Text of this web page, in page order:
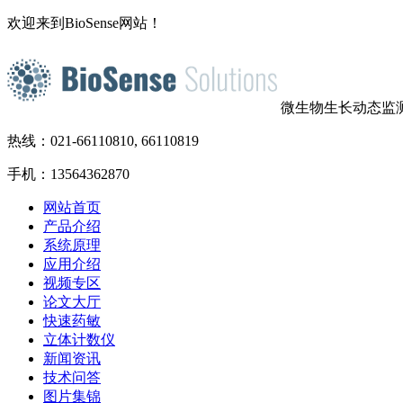
欢迎来到BioSense网站！
微生物生长动态监
热线：021-66110810, 66110819
手机：13564362870
网站首页
产品介绍
系统原理
应用介绍
视频专区
论文大厅
快速药敏
立体计数仪
新闻资讯
技术问答
图片集锦